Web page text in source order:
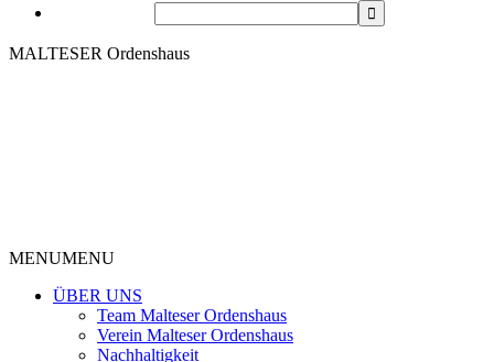
MALTESER Ordenshaus
MENUMENU
ÜBER UNS
Team Malteser Ordenshaus
Verein Malteser Ordenshaus
Nachhaltigkeit